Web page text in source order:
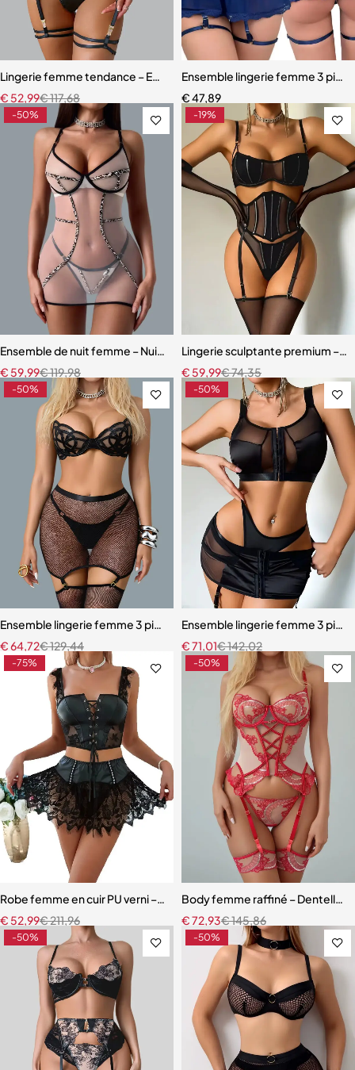
Lingerie femme tendance – Ensemble coordonné en dentelle et
€117,68
€ 52,99
Ensemble lingerie femme 3
€47,89
-50%
Ensemble de nuit femme – Nuisette léopard avec coupe fluide et
€119,98
€ 59,99
-19%
Lingerie sculptante premium –
€74,35
€ 59,99
-50%
Ensemble lingerie femme 3 pièces – Résille noire brodée avec
€129,44
€64,72
-50%
Ensemble lingerie femme 3
€142,02
€71,01
-75%
Robe femme en cuir PU verni – Dentelle à cils et détails à œillets
€211,96
€ 52,99
-50%
Body femme raffiné – Dentelle,
€145,86
€72,93
-50% -50%